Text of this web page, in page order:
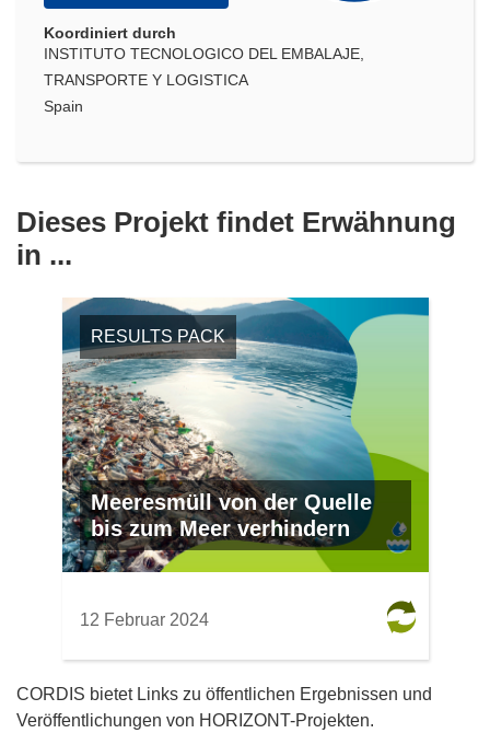
Koordiniert durch
INSTITUTO TECNOLOGICO DEL EMBALAJE,
TRANSPORTE Y LOGISTICA
Spain
Dieses Projekt findet Erwähnung
in ...
RESULTS PACK
Meeresmüll von der Quelle
bis zum Meer verhindern
12 Februar 2024
CORDIS bietet Links zu öffentlichen Ergebnissen und
Veröffentlichungen von HORIZONT-Projekten.